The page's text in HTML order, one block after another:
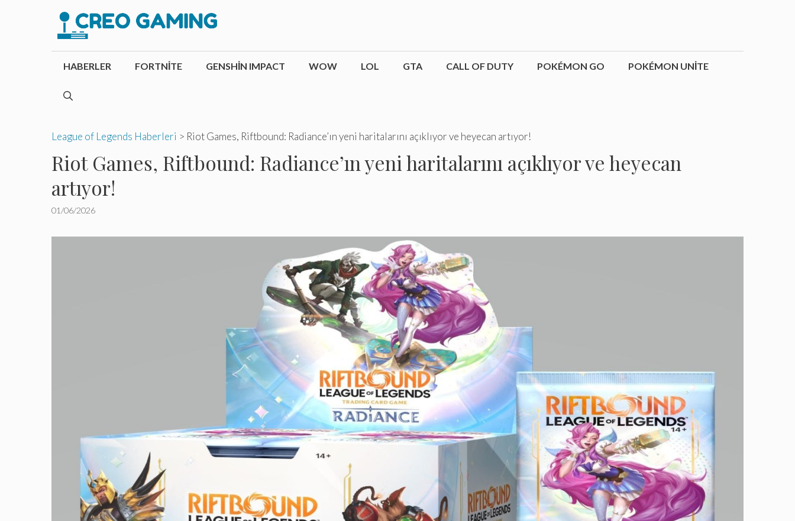
HABERLER FORTNITE GENSHIN IMPACT WOW LOL GTA CALL OF DUTY POKÉMON GO POKÉMON UNITE
League of Legends Haberleri > Riot Games, Riftbound: Radiance’ın yeni haritalarını açıklıyor ve heyecan artıyor!
Riot Games, Riftbound: Radiance’ın yeni haritalarını açıklıyor ve heyecan
artıyor!
01/06/2026